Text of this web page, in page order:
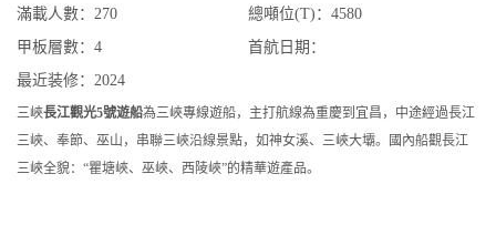
滿載人數：270
總噸位(T)：4580
甲板層數：4
首航日期：
最近装修：2024
三峽長江觀光5號遊船為三峽專線遊船，主打航線為重慶到宜昌，中途經過長江
三峽、奉節、巫山，串聯三峽沿線景點，如神女溪、三峽大壩。國內船觀長江
三峽全貌：“瞿塘峽、巫峽、西陵峽”的精華遊產品。